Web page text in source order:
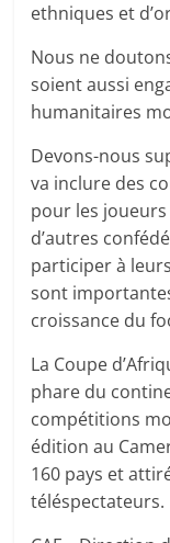
ethniques et
Nous ne
soient aussi
humanitaires
Devons-nous
va inclure des
pour les joueurs
d’autres
participer à
sont
croissance du
La Coupe
phare du
compétitions
édition au
160 pays et
téléspectateurs.